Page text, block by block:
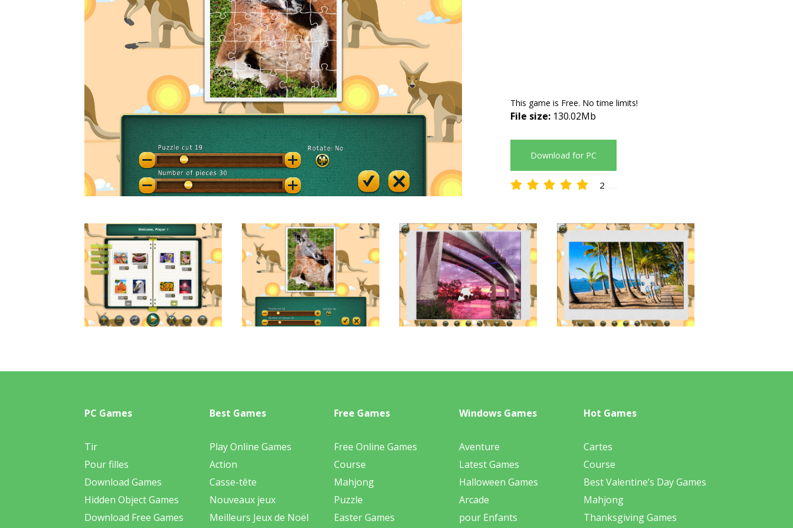
This game is Free. No time limits!
File size: 130.02Mb
Download for PC
2
PC Games
Tir
Pour filles
Download Games
Hidden Object Games
Download Free Games
Best Games
Play Online Games
Action
Casse-tête
Nouveaux jeux
Meilleurs Jeux de Noël
Free Games
Free Online Games
Course
Mahjong
Puzzle
Easter Games
Windows Games
Aventure
Latest Games
Halloween Games
Arcade
pour Enfants
Hot Games
Cartes
Course
Best Valentine’s Day Games
Mahjong
Thanksgiving Games